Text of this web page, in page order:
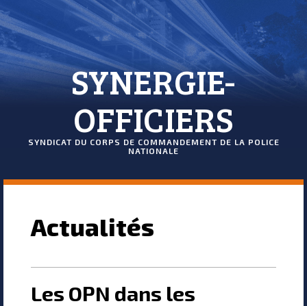
SYNERGIE-
OFFICIERS
SYNDICAT DU CORPS DE COMMANDEMENT DE LA POLICE
NATIONALE
Actualités
Les OPN dans les